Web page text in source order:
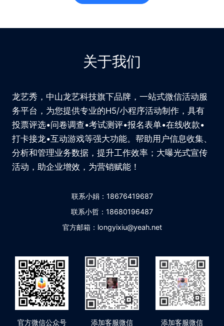
关于我们
龙艺秀，中山龙艺科技旗下品牌，一站式微信活动服
务平台，为您提供专业的H5/小程序活动制作，具有
投票评选•问卷调查•考试测评•报名表单•在线收款•
打卡接龙•互动游戏等强大功能。帮助用户信息收集、
分析和管理业务数据，提升工作效率；大曝光式宣传
活动，助企业增效，为营销赋能！
联系小娟：18676419687
联系小哲：18680196487
官方邮箱：longyixiu@yeah.net
官方微信公众号 添加客服微信 添加客服微信